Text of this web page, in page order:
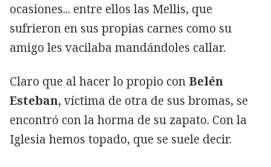
ocasiones... entre ellos las Mellis, que
sufrieron en sus propias carnes como su
amigo les vacilaba mandándoles callar.
Claro que al hacer lo propio con Belén
Esteban,víctima de otra de sus bromas, se
encontró con la horma de su zapato. Con la
Iglesia hemos topado, que se suele decir.